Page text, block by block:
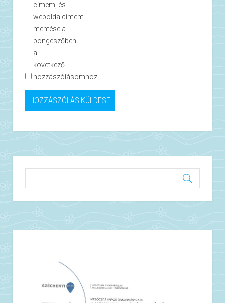
címem, és
weboldalcímem
mentése a
böngészőben
a
következő
hozzászólásomhoz.